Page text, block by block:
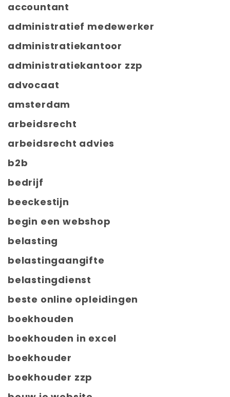
accountant
administratief medewerker
administratiekantoor
administratiekantoor zzp
advocaat
amsterdam
arbeidsrecht
arbeidsrecht advies
b2b
bedrijf
beeckestijn
begin een webshop
belasting
belastingaangifte
belastingdienst
beste online opleidingen
boekhouden
boekhouden in excel
boekhouder
boekhouder zzp